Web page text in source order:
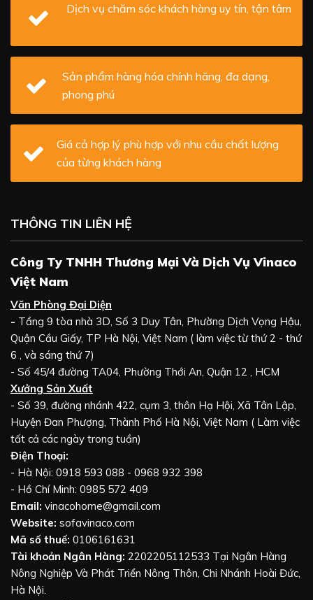
Dịch vụ chăm sóc khách hàng uy tín, tận tâm
Sản phẩm hàng hóa chính hãng, đa dạng,
phong phú
Giá cả hợp lý phù hợp với nhu cầu chất lượng
của từng khách hàng
THÔNG TIN LIÊN HỆ
Công Ty TNHH Thương Mại Và Dịch Vụ Vinaco
Việt Nam
Văn Phòng Đại Diện
- Tầng 9 tòa nhà 3D, Số 3 Duy Tân, Phường Dịch Vọng Hậu,
Quận Cầu Giấy, TP Hà Nội, Việt Nam ( làm việc từ thứ 2 - thứ
6 , và sáng thứ 7)
- Số 45/4 đường TA04, Phường Thới An, Quận 12 , HCM
Xưởng Sản Xuất
- Số 39, đường nhánh 422, cụm 3, thôn Hạ Hội, Xã Tân Lập,
Huyện Đan Phượng, Thành Phố Hà Nội, Việt Nam ( Làm việc
tất cả các ngày trong tuần)
Điện Thoại:
- Hà Nội: 0918 593 088 - 0968 932 398
- Hồ Chí Minh: 0985 572 409
Email: vinacohome@gmail.com
Website: sofavinaco.com
Mã số thuế: 0106161631
Tài khoản Ngân Hàng: 2202205112533 Tại Ngân Hàng
Nông Nghiệp Và Phát Triển Nông Thôn, Chi Nhánh Hoài Đức,
Hà Nội.